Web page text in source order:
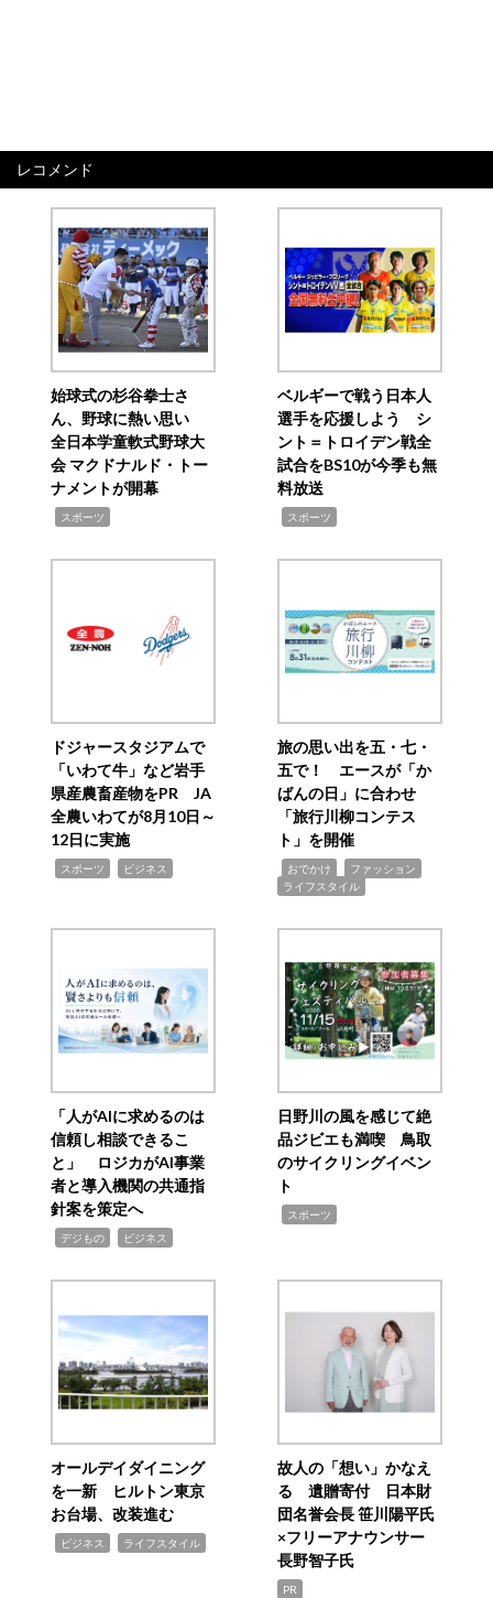
レコメンド
始球式の杉谷拳士さ
ん、野球に熱い思い
全日本学童軟式野球大
会 マクドナルド・トー
ナメントが開幕
スポーツ
ベルギーで戦う日本人
選手を応援しよう シ
ント＝トロイデン戦全
試合をBS10が今季も無
料放送
スポーツ
ドジャースタジアムで
「いわて牛」など岩手
県産農畜産物をPR JA
全農いわてが8月10日～
12日に実施
スポーツ ビジネス
旅の思い出を五・七・
五で！ エースが「か
ばんの日」に合わせ
「旅行川柳コンテス
ト」を開催
おでかけ ファッション
ライフスタイル
「人がAIに求めるのは
信頼し相談できるこ
と」 ロジカがAI事業
者と導入機関の共通指
針案を策定へ
デジもの ビジネス
日野川の風を感じて絶
品ジビエも満喫 鳥取
のサイクリングイベン
ト
スポーツ
オールデイダイニング
を一新 ヒルトン東京
お台場、改装進む
ビジネス ライフスタイル
故人の「想い」かなえ
る 遺贈寄付 日本財
団名誉会長 笹川陽平氏
×フリーアナウンサー
長野智子氏
PR